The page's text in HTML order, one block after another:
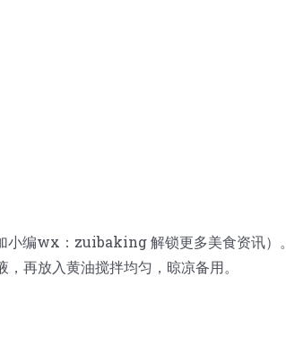
小编wx：zuibaking 解锁更多美食资讯）。
再放入黄油搅拌均匀，晾凉备用。